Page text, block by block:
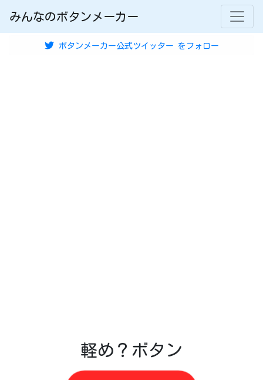
みんなのボタンメーカー
ボタンメーカー公式ツイッター をフォロー
軽め？ボタン